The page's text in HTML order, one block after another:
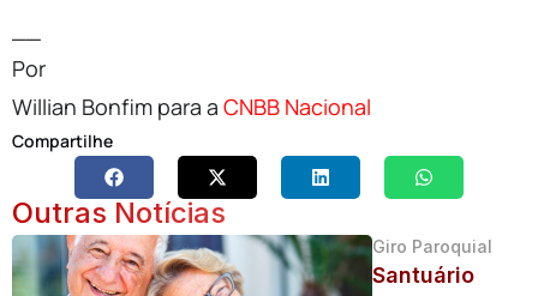
Por
Willian Bonfim para a CNBB Nacional
Compartilhe
Outras Notícias
Giro Paroquial
Santuário